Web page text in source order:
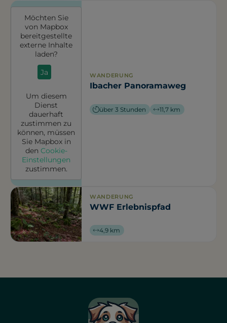
Möchten Sie
von Mapbox
bereitgestellte
externe Inhalte
laden?
Ja
Um diesem
Dienst
dauerhaft
zustimmen zu
können, müssen
Sie Mapboxin
den Cookie-
Einstellungen
zustimmen.
WANDERUNG
Ibacher Panoramaweg
über 3 Stunden 11,7 km
WANDERUNG
WWF Erlebnispfad
4,9 km